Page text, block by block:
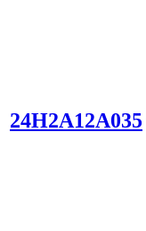
24H2A12A035